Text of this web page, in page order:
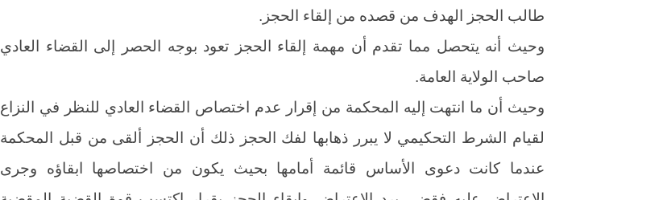
طالب الحجز الهدف من قصده من إلقاء الحجز.
وحيث أنه يتحصل مما تقدم أن مهمة إلقاء الحجز تعود بوجه الحصر إلى القضاء العادي
صاحب الولاية العامة.
وحيث أن ما انتهت إليه المحكمة من إقرار عدم اختصاص القضاء العادي للنظر في النزاع
لقيام الشرط التحكيمي لا يبرر ذهابها لفك الحجز ذلك أن الحجز ألقى من قبل المحكمة
عندما كانت دعوى الأساس قائمة أمامها بحيث يكون من اختصاصها ابقاؤه وجرى